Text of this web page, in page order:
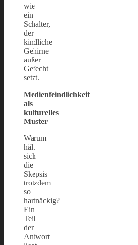
wie
ein
Schalter,
der
kindliche
Gehirne
außer
Gefecht
setzt.
Medienfeindlichkeit
als
kulturelles
Muster
Warum
hält
sich
die
Skepsis
trotzdem
so
hartnäckig?
Ein
Teil
der
Antwort